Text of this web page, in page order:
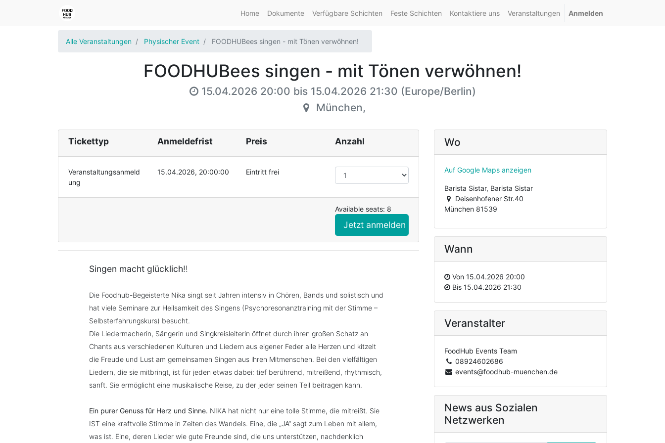
Home Dokumente Verfügbare Schichten Feste Schichten Kontaktiere uns Veranstaltungen Anmelden
Alle Veranstaltungen Physischer Event FOODHUBees singen - mit Tönen verwöhnen!
FOODHUBees singen - mit Tönen verwöhnen!
15.04.2026 20:00 bis 15.04.2026 21:30 (Europe/Berlin)
München,
Tickettyp Anmeldefrist Preis Anzahl
Veranstaltungsanmeld
ung
15.04.2026, 20:00:00 Eintritt frei
Available seats: 8
Jetzt anmelden
Singen macht glücklich!!
Die Foodhub-Begeisterte Nika singt seit Jahren intensiv in Chören, Bands und solistisch und
hat viele Seminare zur Heilsamkeit des Singens (Psychoresonanztraining mit der Stimme –
Selbsterfahrungskurs) besucht.
Die Liedermacherin, Sängerin und Singkreisleiterin öffnet durch ihren großen Schatz an
Chants aus verschiedenen Kulturen und Liedern aus eigener Feder alle Herzen und kitzelt
die Freude und Lust am gemeinsamen Singen aus ihren Mitmenschen. Bei den vielfältigen
Liedern, die sie mitbringt, ist für jeden etwas dabei: tief berührend, mitreißend, rhythmisch,
sanft. Sie ermöglicht eine musikalische Reise, zu der jeder seinen Teil beitragen kann.
Ein purer Genuss für Herz und Sinne. NIKA hat nicht nur eine tolle Stimme, die mitreißt. Sie
IST eine kraftvolle Stimme in Zeiten des Wandels. Eine, die „JA“ sagt zum Leben mit allem,
was ist. Eine, deren Lieder wie gute Freunde sind, die uns unterstützen, nachdenklich
Wo
Auf Google Maps anzeigen
Barista Sistar, Barista Sistar
Deisenhofener Str.40
München 81539
Wann
Von 15.04.2026 20:00
Bis 15.04.2026 21:30
Veranstalter
FoodHub Events Team
08924602686
events@foodhub-muenchen.de
News aus Sozialen
Netzwerken